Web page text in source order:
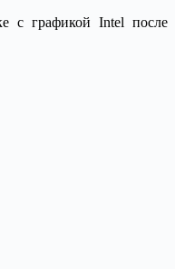
с графикой Intel после